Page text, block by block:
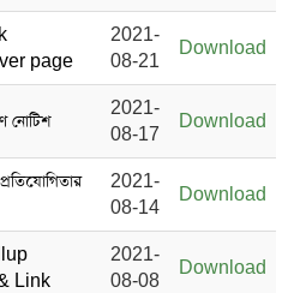
page
2021-
08-21
Download
নোটিশ
2021-
08-17
Download
2021-
08-14
Download
Link
2021-
08-08
Download